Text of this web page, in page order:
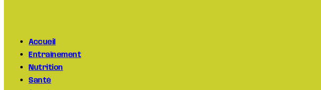
Accueil
Entraînement
Nutrition
Santé